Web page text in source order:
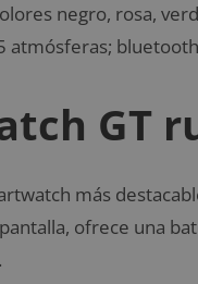
negro, rosa,
atmósferas;
GT
más
ofrece una